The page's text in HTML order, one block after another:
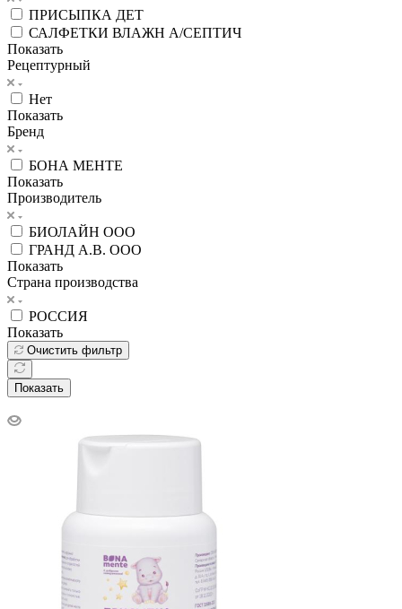
ПРИСЫПКА ДЕТ
САЛФЕТКИ ВЛАЖН А/СЕПТИЧ
Показать
Рецептурный
Нет
Показать
Бренд
БОНА МЕНТЕ
Показать
Производитель
БИОЛАЙН ООО
ГРАНД А.В. ООО
Показать
Страна производства
РОССИЯ
Показать
Очистить фильтр
Показать